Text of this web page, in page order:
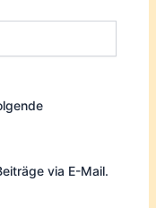
via E-Mail.